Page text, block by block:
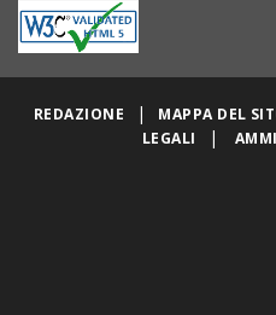
REDAZIONE | MAPPA DEL
LEGALI
|